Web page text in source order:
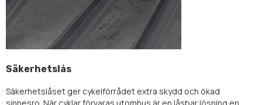
Säkerhetslås
Säkerhetslåset ger cykelförrådet extra skydd och ökad